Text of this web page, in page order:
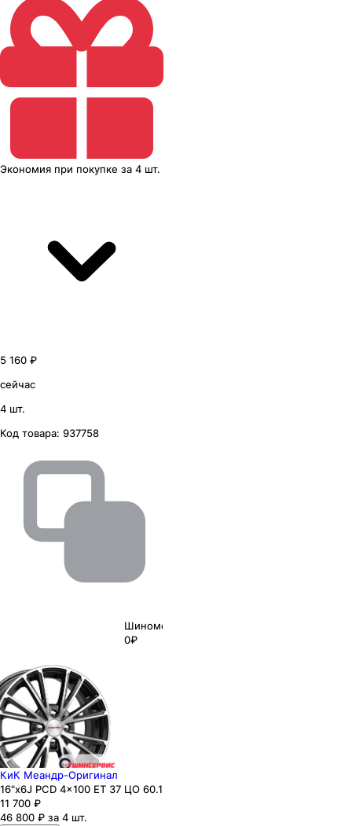
Экономия при покупке за 4 шт.
5 160 ₽
сейчас
4 шт.
Код товара: 937758
Шиномонтаж
0₽
КиК Меандр-Оригинал
16"x6J PCD 4x100 ЕТ 37 ЦО 60.1
11 700 ₽
46 800 ₽ за 4 шт.